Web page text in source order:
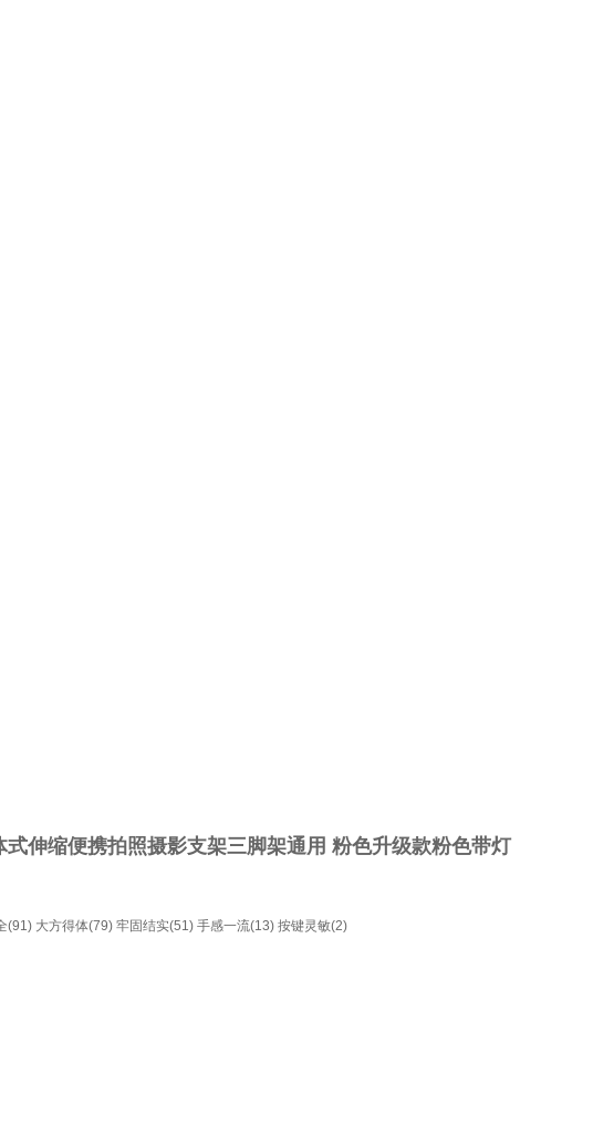
伸缩便携拍照摄影支架三脚架通用 粉色升级款粉色带灯
(91) 大方得体(79) 牢固结实(51) 手感一流(13) 按键灵敏(2)